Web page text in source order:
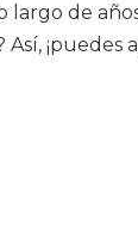
de
¡puedes